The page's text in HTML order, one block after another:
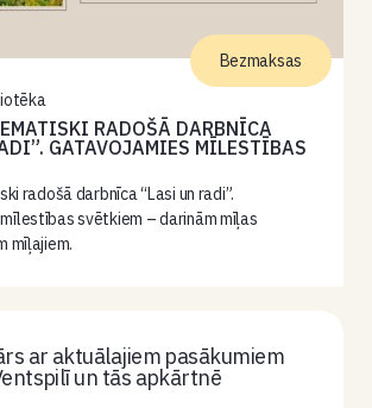
RADOŠĀ DARBNĪCA
GATAVOJAMIES MĪLESTĪBAS
radošā darbnīca “Lasi un radi”.
svētkiem – darinām mīļas
mīļajiem.
Bezmaksas
ar aktuālajiem pasākumiem
un tās apkārtnē